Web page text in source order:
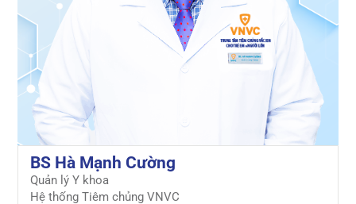
BS Hà Mạnh Cường
Quản lý Y khoa
Hệ thống Tiêm chủng VNVC